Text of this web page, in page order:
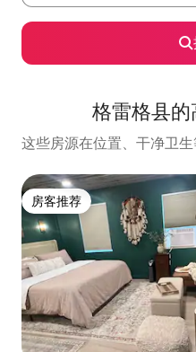
格雷格县
这些房源在位置、干净卫生
房客推荐
房客推荐